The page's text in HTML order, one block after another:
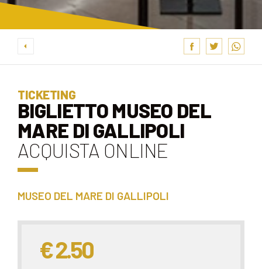
TICKETING
BIGLIETTO MUSEO DEL
MARE DI GALLIPOLI
ACQUISTA ONLINE
MUSEO DEL MARE DI GALLIPOLI
€ 2.50